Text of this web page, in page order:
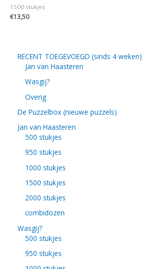
1500 stukjes
€13,50
RECENT TOEGEVOEGD (sinds 4 weken)
Jan van Haasteren
Wasgij?
Overig
De Puzzelbox (nieuwe puzzels)
Jan van Haasteren
500 stukjes
950 stukjes
1000 stukjes
1500 stukjes
2000 stukjes
combidozen
Wasgij?
500 stukjes
950 stukjes